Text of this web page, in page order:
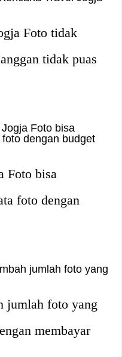
Foto tidak
tidak puas
Foto bisa
dengan budget
Foto bisa
foto dengan
jumlah foto yang
jumlah foto yang
membayar